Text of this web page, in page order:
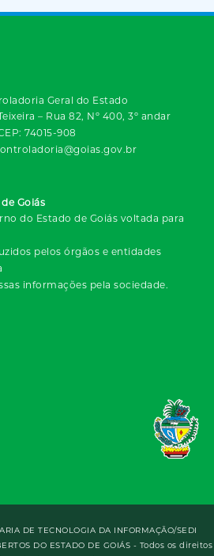
Geral do Estado
– Rua 82, Nº 400, 3º andar
74015-908
Goiás
do Estado de Goiás voltada para
pelos órgãos e entidades
informações pela sociedade.
DE TECNOLOGIA DA INFORMAÇÃO/SEDI
DO ESTADO DE GOIÁS - Todos os direitos